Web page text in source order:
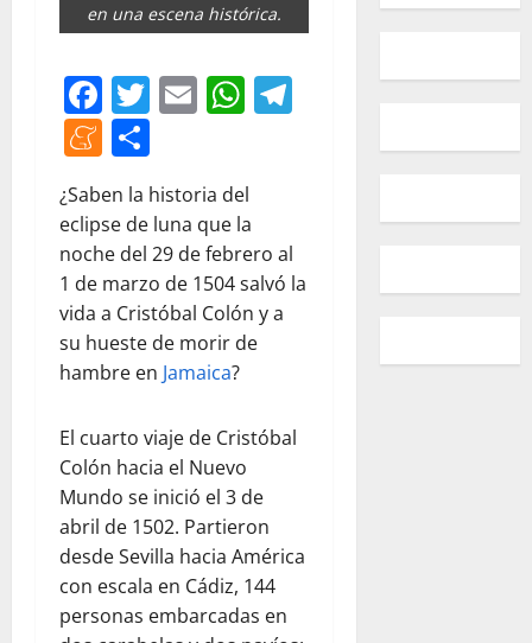
en una escena histórica.
Facebook
Twitter
EmailWhatsApp
Telegram
Meneame
¿Saben la historia del
eclipse de luna que la
noche del 29 de febrero al
1 de marzo de 1504 salvó la
vida a Cristóbal Colón y a
su hueste de morir de
hambre en Jamaica?
El cuarto viaje de Cristóbal
Colón hacia el Nuevo
Mundo se inició el 3 de
abril de 1502. Partieron
desde Sevilla hacia América
con escala en Cádiz, 144
personas embarcadas en